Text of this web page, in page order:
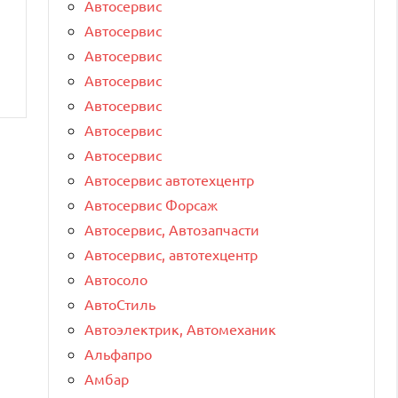
Автосервис
Автосервис
Автосервис
Автосервис
Автосервис
Автосервис
Автосервис
Автосервис автотехцентр
Автосервис Форсаж
Автосервис, Автозапчасти
Автосервис, автотехцентр
Автосоло
АвтоСтиль
Автоэлектрик, Автомеханик
Альфапро
Амбар